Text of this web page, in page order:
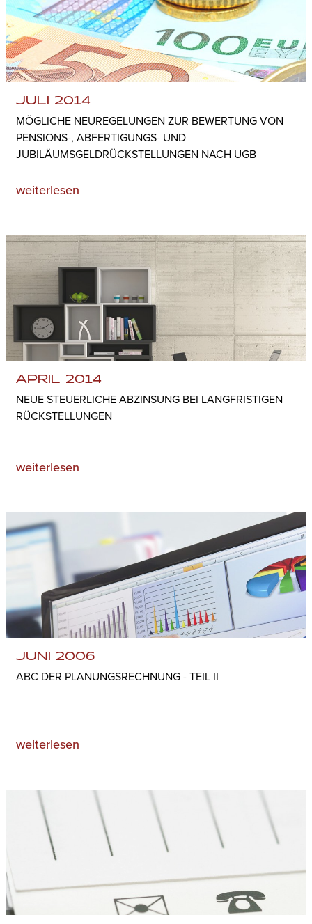
JULI 2014
MÖGLICHE NEUREGELUNGEN ZUR BEWERTUNG VON
PENSIONS-, ABFERTIGUNGS- UND
JUBILÄUMSGELDRÜCKSTELLUNGEN NACH UGB
weiterlesen
APRIL 2014
NEUE STEUERLICHE ABZINSUNG BEI LANGFRISTIGEN
RÜCKSTELLUNGEN
weiterlesen
JUNI 2006
ABC DER PLANUNGSRECHNUNG - TEIL II
weiterlesen